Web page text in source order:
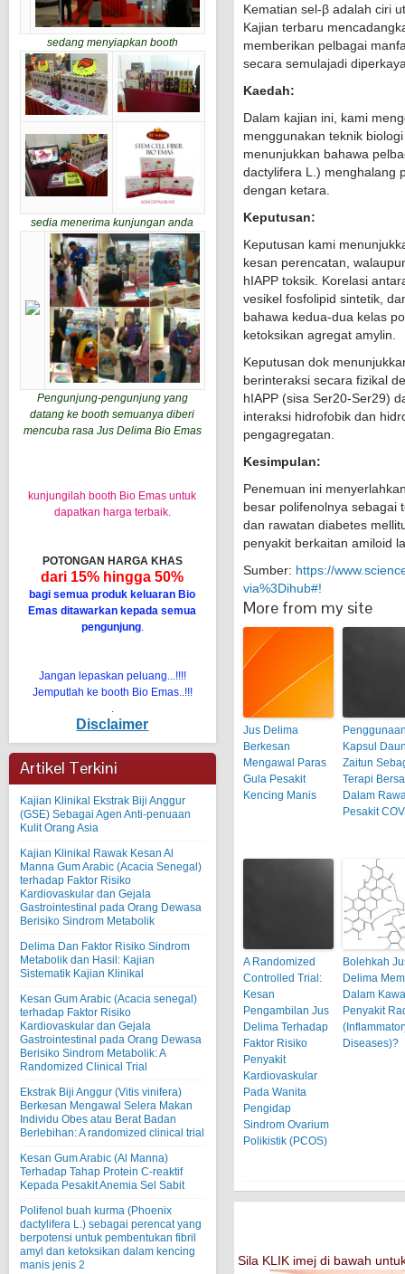
sedang menyiapkan booth
sedia menerima kunjungan anda
Pengunjung-pengunjung yang
datang ke booth semuanya diberi
mencuba rasa Jus Delima Bio Emas
kunjungilah booth Bio Emas untuk
dapatkan harga terbaik.
POTONGAN HARGA KHAS
dari 15% hingga 50%
bagi semua produk keluaran Bio
Emas ditawarkan kepada semua
pengunjung.
Jangan lepaskan peluang...!!!!
Jemputlah ke booth Bio Emas..!!!
.
Disclaimer
Artikel Terkini
Kajian Klinikal Ekstrak Biji Anggur
(GSE) Sebagai Agen Anti-penuaan
Kulit Orang Asia
Kajian Klinikal Rawak Kesan Al
Manna Gum Arabic (Acacia Senegal)
terhadap Faktor Risiko
Kardiovaskular dan Gejala
Gastrointestinal pada Orang Dewasa
Berisiko Sindrom Metabolik
Delima Dan Faktor Risiko Sindrom
Metabolik dan Hasil: Kajian
Sistematik Kajian Klinikal
Kesan Gum Arabic (Acacia senegal)
terhadap Faktor Risiko
Kardiovaskular dan Gejala
Gastrointestinal pada Orang Dewasa
Berisiko Sindrom Metabolik: A
Randomized Clinical Trial
Ekstrak Biji Anggur (Vitis vinifera)
Berkesan Mengawal Selera Makan
Individu Obes atau Berat Badan
Berlebihan: A randomized clinical trial
Kesan Gum Arabic (Al Manna)
Terhadap Tahap Protein C-reaktif
Kepada Pesakit Anemia Sel Sabit
Polifenol buah kurma (Phoenix
dactylifera L.) sebagai perencat yang
berpotensi untuk pembentukan fibril
amyl dan ketoksikan dalam kencing
manis jenis 2
Kematian sel-β adalah ciri
Kajian terbaru
memberikan pelbagai
secara semulajadi
Kaedah:
Dalam kajian ini, kami
menggunakan teknik
menunjukkan bahawa
dactylifera L.) menghalang
dengan ketara.
Keputusan:
Keputusan kami
kesan perencatan,
hIAPP toksik. Korelasi
vesikel fosfolipid sintetik,
bahawa kedua-dua kelas
ketoksikan agregat amylin.
Keputusan dok
berinteraksi secara fizikal
hIAPP (sisa Ser20-Ser29)
interaksi hidrofobik dan
pengagregatan.
Kesimpulan:
Penemuan ini
besar polifenolnya sebagai
dan rawatan diabetes
penyakit berkaitan amiloid
Sumber: https://
via%3Dihub#!
More from my site
Jus Delima
Berkesan
Mengawal Paras
Gula Pesakit
Kencing Manis
Kapsul
Zaitun
Terapi
Dalam
Pesakit
A Randomized
Controlled Trial:
Kesan
Pengambilan Jus
Delima Terhadap
Faktor Risiko
Penyakit
Kardiovaskular
Pada Wanita
Pengidap
Sindrom Ovarium
Polikistik (PCOS)
Bolehkah
Delima
Dalam
Penyakit
Diseases)?
Sila KLIK imej di bawah